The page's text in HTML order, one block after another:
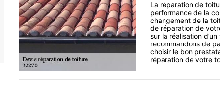
La réparation de
performance de la
changement de la
de réparation de
sur la réalisation
recommandons de
choisir le bon
réparation de votre